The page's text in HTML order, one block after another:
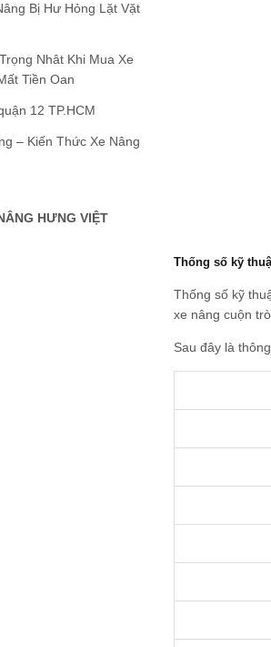
Bị Hư Hỏng Lặt Vặt
Nhât Khi Mua Xe
Tiền Oan
12 TP.HCM
– Kiến Thức Xe Nâng
HƯNG VIỆT
Thống số kỹ
Thống số kỹ
xe nâng cuộn
Sau đây là